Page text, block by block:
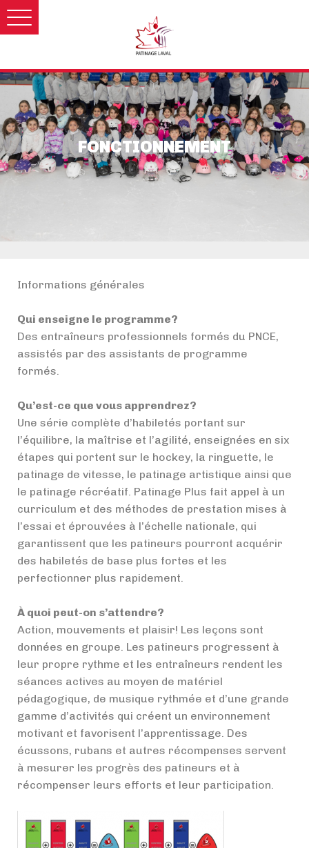
FONCTIONNEMENT
Informations générales
Qui enseigne le programme?
Des entraîneurs professionnels formés du PNCE,
assistés par des assistants de programme
formés.
Qu’est-ce que vous apprendrez?
Une série complète d’habiletés portant sur
l’équilibre, la maîtrise et l’agilité, enseignées en six
étapes qui portent sur le hockey, la ringuette, le
patinage de vitesse, le patinage artistique ainsi que
le patinage récréatif. Patinage Plus fait appel à un
curriculum et des méthodes de prestation mises à
l’essai et éprouvées à l’échelle nationale, qui
garantissent que les patineurs pourront acquérir
des habiletés de base plus fortes et les
perfectionner plus rapidement.
À quoi peut-on s’attendre?
Action, mouvements et plaisir! Les leçons sont
données en groupe. Les patineurs progressent à
leur propre rythme et les entraîneurs rendent les
séances actives au moyen de matériel
pédagogique, de musique rythmée et d’une grande
gamme d’activités qui créent un environnement
motivant et favorisent l’apprentissage. Des
écussons, rubans et autres récompenses servent
à mesurer les progrès des patineurs et à
récompenser leurs efforts et leur participation.